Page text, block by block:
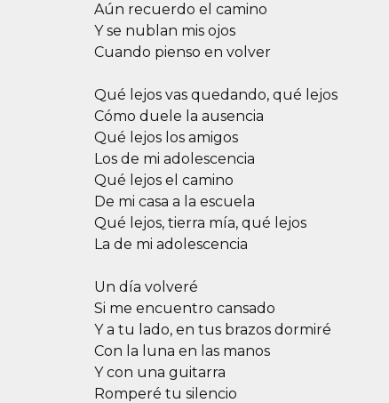
Aún recuerdo el camino
Y se nublan mis ojos
Cuando pienso en volver
Qué lejos vas quedando, qué lejos
Cómo duele la ausencia
Qué lejos los amigos
Los de mi adolescencia
Qué lejos el camino
De mi casa a la escuela
Qué lejos, tierra mía, qué lejos
La de mi adolescencia
Un día volveré
Si me encuentro cansado
Y a tu lado, en tus brazos dormiré
Con la luna en las manos
Y con una guitarra
Romperé tu silencio